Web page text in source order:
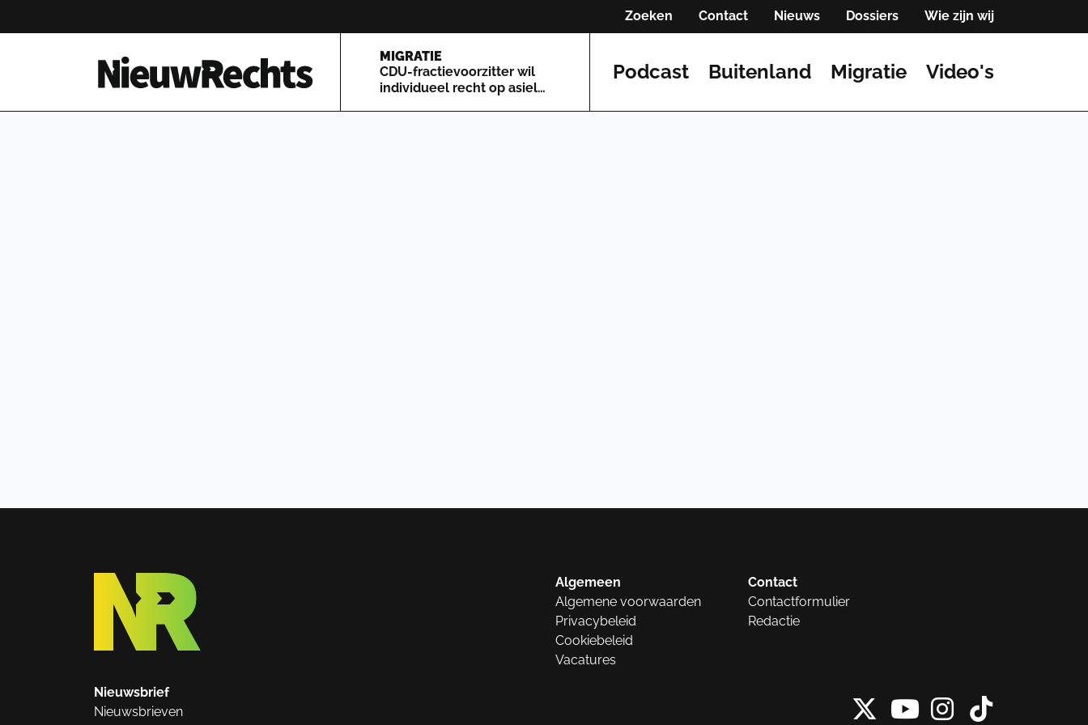
Zoeken Contact Nieuws Dossiers Wie zijn wij
Homepage van NieuwRechts
MIGRATIE
CDU-fractievoorzitter wil
individueel recht op asiel
Podcast Buitenland Migratie Video's
Algemeen
Algemene voorwaarden
Privacybeleid
Cookiebeleid
Vacatures
Contact
Contactformulier
Redactie
Nieuwsbrief
Nieuwsbrieven
X vanInstagram
Tiktok